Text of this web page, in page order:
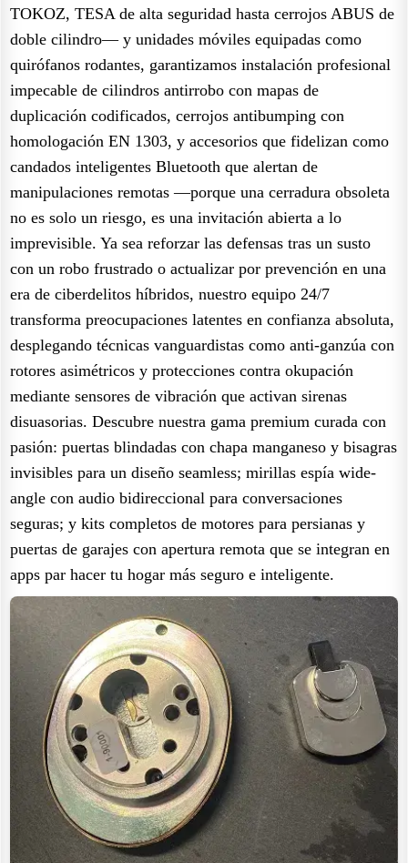
TOKOZ, TESA de alta seguridad hasta cerrojos ABUS de
doble cilindro— y unidades móviles equipadas como
quirófanos rodantes, garantizamos instalación profesional
impecable de cilindros antirrobo con mapas de
duplicación codificados, cerrojos antibumping con
homologación EN 1303, y accesorios que fidelizan como
candados inteligentes Bluetooth que alertan de
manipulaciones remotas —porque una cerradura obsoleta
no es solo un riesgo, es una invitación abierta a lo
imprevisible. Ya sea reforzar las defensas tras un susto
con un robo frustrado o actualizar por prevención en una
era de ciberdelitos híbridos, nuestro equipo 24/7
transforma preocupaciones latentes en confianza absoluta,
desplegando técnicas vanguardistas como anti-ganzúa con
rotores asimétricos y protecciones contra okupación
mediante sensores de vibración que activan sirenas
disuasorias. Descubre nuestra gama premium curada con
pasión: puertas blindadas con chapa manganeso y bisagras
invisibles para un diseño seamless; mirillas espía wide-
angle con audio bidireccional para conversaciones
seguras; y kits completos de motores para persianas y
puertas de garajes con apertura remota que se integran en
apps par hacer tu hogar más seguro e inteligente.